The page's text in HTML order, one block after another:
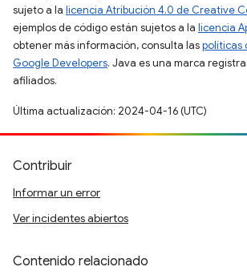
sujeto a la licencia Atribución 4.0 de Creative
ejemplos de código están sujetos a la licencia
obtener más información, consulta laspolíticas
Google Developers. Java es una marca
afiliados.
Última actualización: 2024-04-16 (UTC)
Contribuir
Informar un error
Ver incidentes abiertos
Contenido relacionado